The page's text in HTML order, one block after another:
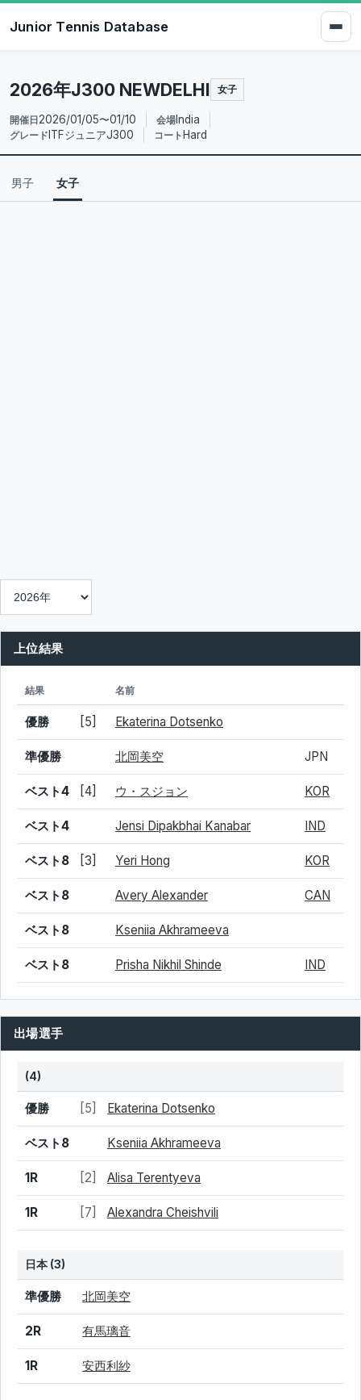
Junior Tennis Database
2026年J300 NEWDELHI 女子
開催日 2026/01/05〜01/10 会場 India
グレード ITFジュニアJ300 コート Hard
男子 女子
上位結果
結果 名前
優勝 [5] Ekaterina Dotsenko
準優勝 北岡美空 JPN
ベスト4 [4] ウ・スジョン KOR
ベスト4 Jensi Dipakbhai Kanabar IND
ベスト8 [3] Yeri Hong KOR
ベスト8 Avery Alexander CAN
ベスト8 Kseniia Akhrameeva
ベスト8 Prisha Nikhil Shinde IND
出場選手
(4)
結果 シード 選手名
優勝 [5] Ekaterina Dotsenko
ベスト8 Kseniia Akhrameeva
1R [2] Alisa Terentyeva
1R [7] Alexandra Cheishvili
日本 (3)
結果 シード 選手名
準優勝 北岡美空
2R 有馬璃音
1R 安西利紗